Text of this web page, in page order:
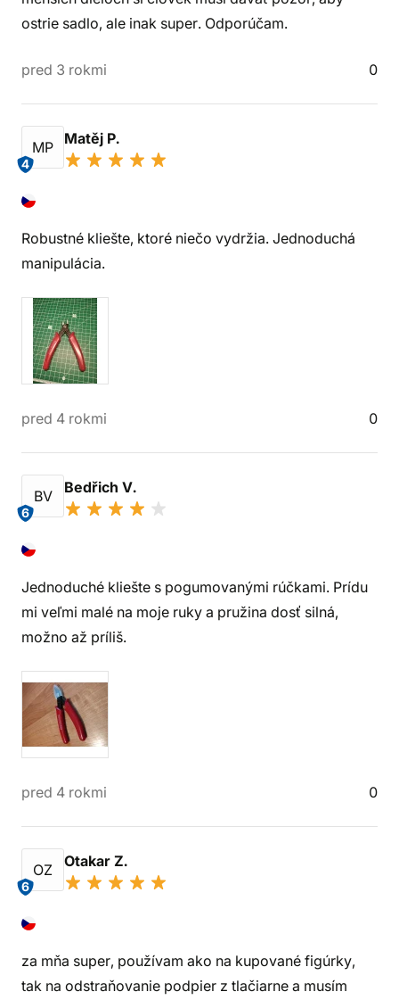
ostrie sadlo, ale inak super. Odporúčam.
pred 3 rokmi 0
MP
4
Matěj P.
Robustné kliešte, ktoré niečo vydržia. Jednoduchá
manipulácia.
pred 4 rokmi 0
BV
6
Bedřich V.
Jednoduché kliešte s pogumovanými rúčkami. Prídu
mi veľmi malé na moje ruky a pružina dosť silná,
možno až príliš.
pred 4 rokmi 0
OZ
6
Otakar Z.
za mňa super, používam ako na kupované figúrky,
tak na odstraňovanie podpier z tlačiarne a musím